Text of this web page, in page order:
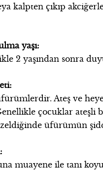
kalpten çıkıp
yaşı:
2 yaşından sonra
Ateş ve
çocuklar ateşli
üfürümün
muayene ile tanı